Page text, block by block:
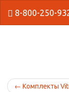
8-800-250-
← Комплекты